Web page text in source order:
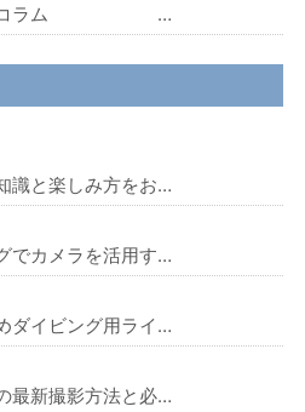
めのコラム …
識と楽しみ方をお…
でカメラを活用す…
ダイビング用ライ…
最新撮影方法と必…